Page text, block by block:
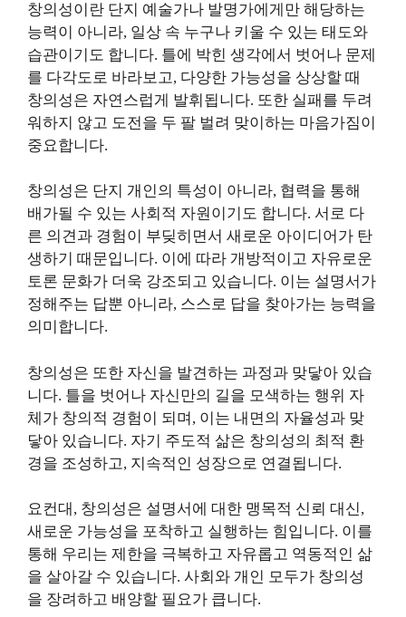
창의성이란 단지 예술가나 발명가에게만 해당하는
능력이 아니라, 일상 속 누구나 키울 수 있는 태도와
습관이기도 합니다. 틀에 박힌 생각에서 벗어나 문제
를 다각도로 바라보고, 다양한 가능성을 상상할 때
창의성은 자연스럽게 발휘됩니다. 또한 실패를 두려
워하지 않고 도전을 두 팔 벌려 맞이하는 마음가짐이
중요합니다.
창의성은 단지 개인의 특성이 아니라, 협력을 통해
배가될 수 있는 사회적 자원이기도 합니다. 서로 다
른 의견과 경험이 부딪히면서 새로운 아이디어가 탄
생하기 때문입니다. 이에 따라 개방적이고 자유로운
토론 문화가 더욱 강조되고 있습니다. 이는 설명서가
정해주는 답뿐 아니라, 스스로 답을 찾아가는 능력을
의미합니다.
창의성은 또한 자신을 발견하는 과정과 맞닿아 있습
니다. 틀을 벗어나 자신만의 길을 모색하는 행위 자
체가 창의적 경험이 되며, 이는 내면의 자율성과 맞
닿아 있습니다. 자기 주도적 삶은 창의성의 최적 환
경을 조성하고, 지속적인 성장으로 연결됩니다.
요컨대, 창의성은 설명서에 대한 맹목적 신뢰 대신,
새로운 가능성을 포착하고 실행하는 힘입니다. 이를
통해 우리는 제한을 극복하고 자유롭고 역동적인 삶
을 살아갈 수 있습니다. 사회와 개인 모두가 창의성
을 장려하고 배양할 필요가 큽니다.